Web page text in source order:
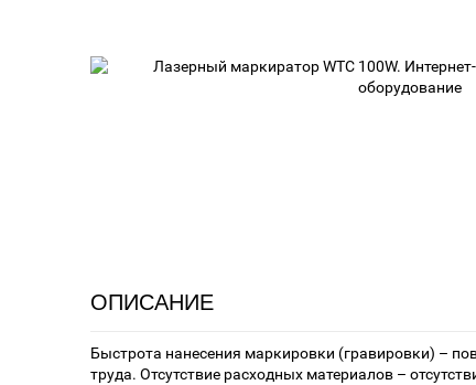
ОПИСАНИЕ
Быстрота нанесения маркировки (гравировки) –
труда. Отсутствие расходных материалов –